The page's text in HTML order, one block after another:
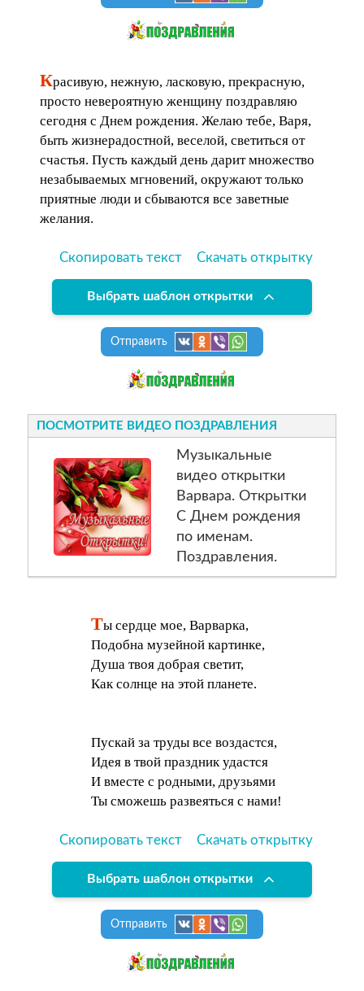
Красивую, нежную, ласковую, прекрасную,
просто невероятную женщину поздравляю
сегодня с Днем рождения. Желаю тебе, Варя,
быть жизнерадостной, веселой, светиться от
счастья. Пусть каждый день дарит множество
незабываемых мгновений, окружают только
приятные люди и сбываются все заветные
желания.
Скопировать текст Скачать открытку
Выбрать шаблон открытки
Отправить
ПОСМОТРИТЕ ВИДЕО ПОЗДРАВЛЕНИЯ
Музыкальные
видео открытки
Варвара. Открытки
С Днем рождения
по именам.
Поздравления.
Ты сердце мое, Варварка,
Подобна музейной картинке,
Душа твоя добрая светит,
Как солнце на этой планете.
Пускай за труды все воздастся,
Идея в твой праздник удастся
И вместе с родными, друзьями
Ты сможешь развеяться с нами!
Скопировать текст Скачать открытку
Выбрать шаблон открытки
Отправить